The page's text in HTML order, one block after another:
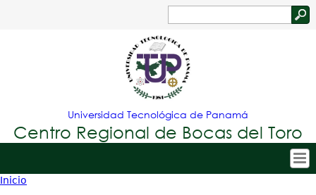
Jump to navigation
de
búsqueda
Universidad Tecnológica de Panamá
Centro Regional de Bocas del Toro
Tropical
Inicio